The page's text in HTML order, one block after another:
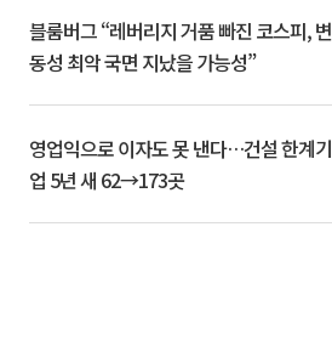
블룸버그 “레버리지 거품 빠진 코스피, 변
동성 최악 국면 지났을 가능성”
영업익으로 이자도 못 낸다…건설 한계기
업 5년 새 62→173곳